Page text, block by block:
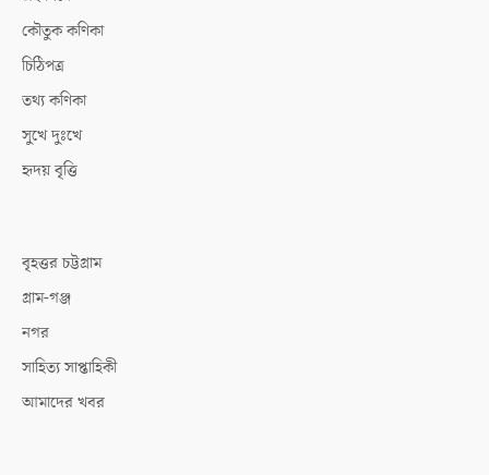
কৌতুক কণিকা
চিঠিপত্র
তথ্য কণিকা
সুখে দুঃখে
হৃদয় বৃত্তি
বৃহত্তর চট্টগ্রাম
গ্রাম-গঞ্জ
নগর
সাহিত্য সাপ্তাহিকী
আমাদের খবর